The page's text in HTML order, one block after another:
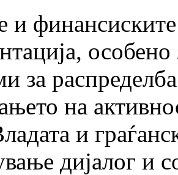
и
особено
за
на
и
дијалог и